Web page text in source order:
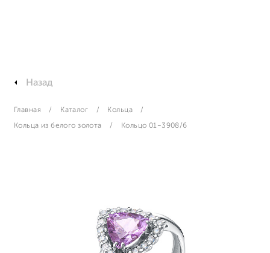
Назад
Главная Каталог Кольца
Кольца из белого золота Кольцо 01-3908/6